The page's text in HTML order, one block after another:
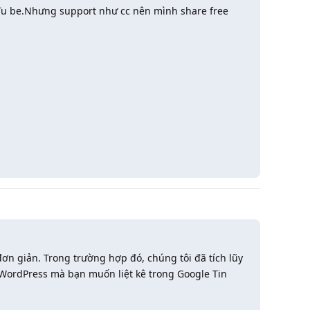
be.Nhưng support như cc nên mình share free
giản. Trong trường hợp đó, chúng tôi đã tích lũy
mà bạn muốn liệt kê trong Google Tin